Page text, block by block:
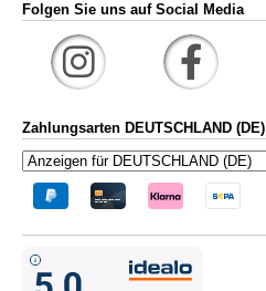
Folgen Sie uns auf Social Media
Zahlungsarten DEUTSCHLAND (DE)